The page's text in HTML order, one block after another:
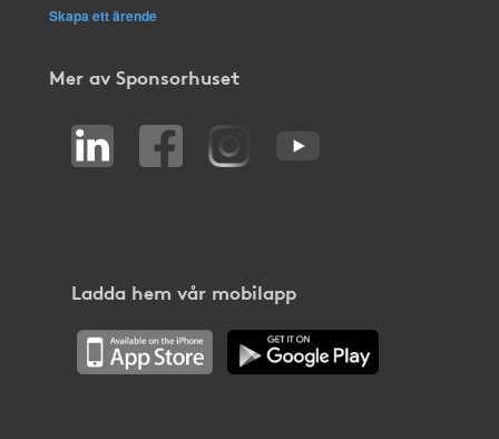
Skapa ett ärende
Mer av Sponsorhuset
Ladda hem vår mobilapp